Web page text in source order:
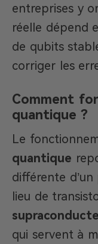
entreprises y
réelle dépend
de qubits
corriger les
Comment
quantique ?
Le
quantique
différente
lieu de
qui servent à